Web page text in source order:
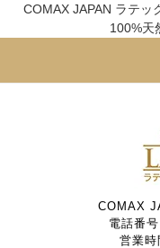
COMAX JAPAN ラテッ
100%天
COMAX
電話番
営業